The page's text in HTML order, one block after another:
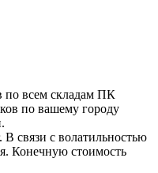
по всем складам ПК
по вашему городу
связи с волатильностью
Конечную стоимость